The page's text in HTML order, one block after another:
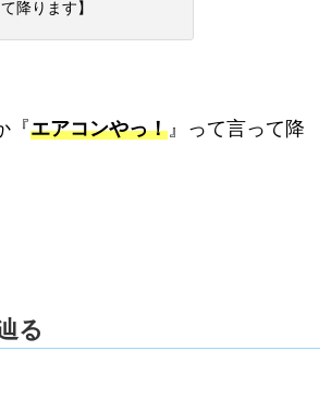
て降ります】
『エアコンやっ！』って言って降
る